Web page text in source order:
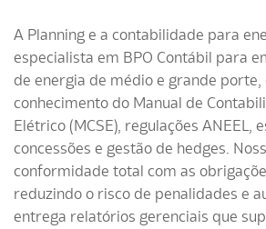
A Planning e a contabilidade para
especialista em BPO Contábil para
de energia de médio e grande
conhecimento do Manual de
Elétrico (MCSE), regulações ANEEL,
concessões e gestão de hedges.
conformidade total com as
reduzindo o risco de penalidades e
entrega relatórios gerenciais que